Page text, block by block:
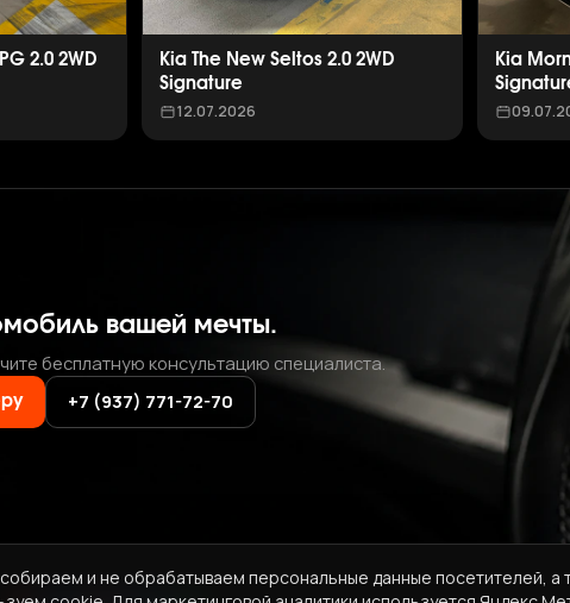
2.0 2WD
Kia The New Seltos 2.0 2WD
Signature
12.07.2026
Kia
вашей мечты.
бесплатную консультацию специалиста.
+7 (937) 771-72-70
и не обрабатываем персональные данные посетителей, а